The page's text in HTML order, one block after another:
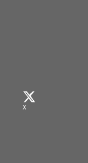
X